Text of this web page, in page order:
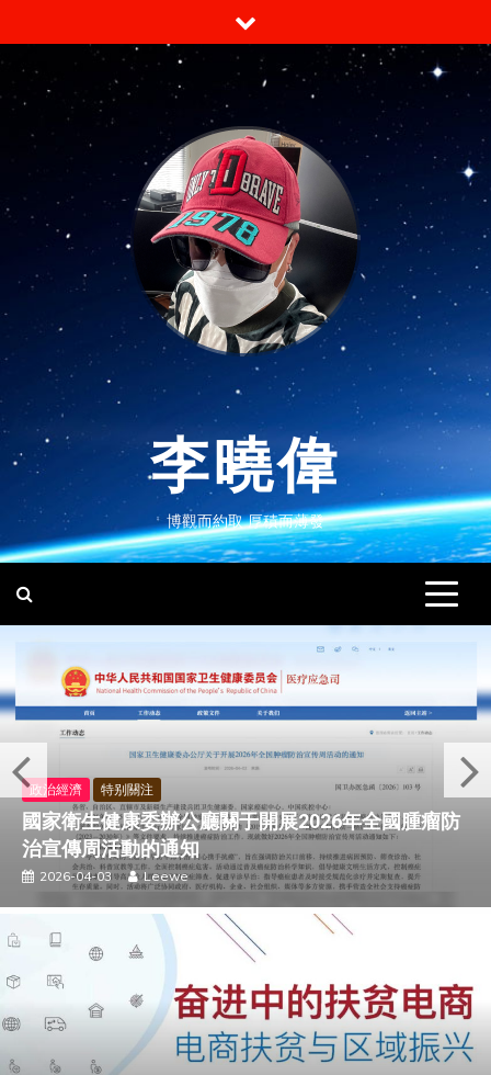
至
容
李曉偉
博觀而約取 厚積而薄發
政治經濟 特别關注
國家衛生健康委辦公廳關于開展2026年全國腫瘤防
治宣傳周活動的通知
2026-04-03 Leewe